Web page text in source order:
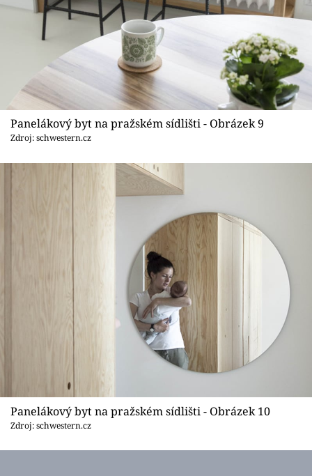
Panelákový byt na pražském sídlišti - Obrázek 9
Zdroj: schwestern.cz
Panelákový byt na pražském sídlišti - Obrázek 10
Zdroj: schwestern.cz